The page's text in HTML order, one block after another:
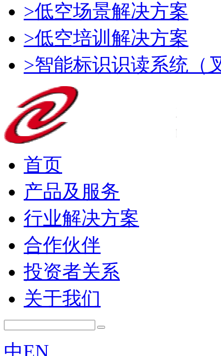
>低空场景解决方案
>低空培训解决方案
>智能标识识读系统（
首页
产品及服务
行业解决方案
合作伙伴
投资者关系
关于我们
中EN